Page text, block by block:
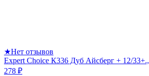
★Нет отзывов
Expert Choice К336 Дуб Айсберг + 12/33+.,
278 ₽